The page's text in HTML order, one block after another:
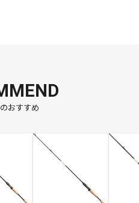
おすすめ